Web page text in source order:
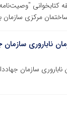
ناباروری
سازمان